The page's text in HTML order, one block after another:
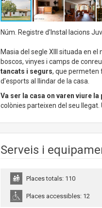
Núm. Registre d'Instal·lacions
Masia del segle XIII situada en
boscos, vinyes i camps de
tancats i segurs, que permeten
d'esports al llindar de la casa.
Va ser la casa on varen viure
colònies parteixen del seu
Serveis i
Places totals: 110
Places accessibles: 12